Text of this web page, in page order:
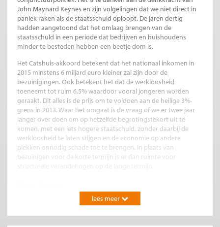
John Maynard Keynes en zijn volgelingen dat we niet direct in
paniek raken als de staatsschuld oploopt. De jaren dertig
hadden aangetoond dat het omlaag brengen van de
staatsschuld in een periode dat bedrijven en huishoudens
minder te besteden hebben een beetje dom is.
Het Catshuis-akkoord betekent dat het nationaal inkomen in
2015 minstens 6 miljard euro kleiner zal zijn door de
bezuinigingen. Ook betekent het dat de werkloosheid
toeneemt tot ruim 6,5% waardoor vooral jongeren worden
geraakt. Dit alles is de prijs om te voldoen aan de heilige 3%-
grens in 2013. Waar het omgaat is de vraag of we er twee jaar
langer over doen om op hetzelfde begrotingstekort uit te
komen, met een iets hogere staatschuld, zonder daarbij de
werkloosheid te laten stijgen en de economie op andere
plekken onnodig schade toe te brengen. In plaats van
bezuinigen voor de korte termijn is er dan ruimte voor
Maar de rente dan, schiet die niet direct door het dak als we
niet voldoen aan de dictaten van de kapitaalmarkt? Het is een
misvatting dat de ‘markt’ bezuinigingen eist. Beleggers willen
simpelweg een goed product tegen een zo laag mogelijke prijs.
lees meer